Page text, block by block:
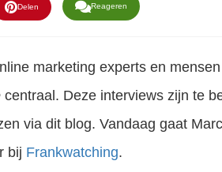
Delen Reageren
marketing experts en
centraal. Deze interviews zijn te
via dit blog. Vandaag gaat
bij Frankwatching.